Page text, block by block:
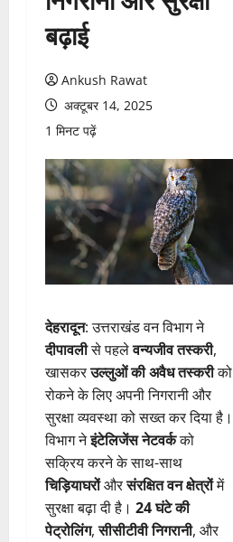
बढ़ाई
Ankush Rawat
अक्टूबर 14, 2025
1 मिनट पढ़ें
देहरादून: उत्तराखंड वन विभाग ने
दीपावलीसे पहलेवन्यजीव तस्करी,
खासकरउल्लुओं की अवैध तस्करीको
रोकने के लिए अपनी निगरानी और
सुरक्षा व्यवस्था को सख्त कर दिया है।
विभाग नेइंटेलिजेंस नेटवर्कको
सक्रिय करने के साथ-साथ
चिड़ियाघरोंऔरसंरक्षित वन क्षेत्रोंमें
सुरक्षा बढ़ा दी है। 24 घंटे की
पेट्रोलिंग,सीसीटीवी निगरानी, और